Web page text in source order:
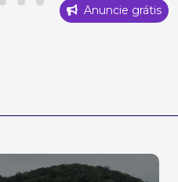
Anuncie grátis